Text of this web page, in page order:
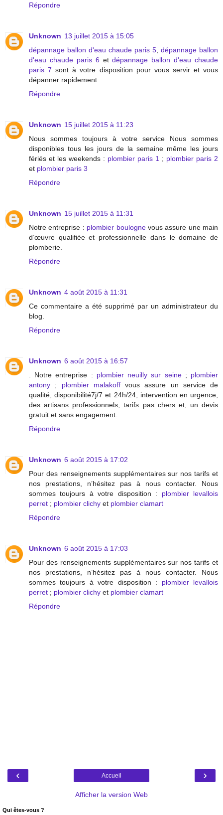
Répondre
Unknown 13 juillet 2015 à 15:05
dépannage ballon d'eau chaude paris 5 dépannage ballon
d'eau chaude paris 6 etdépannage ballon d'eau chaude
paris 7 sont à votre disposition pour vous servir et vous
dépanner rapidement.
Répondre
Unknown 15 juillet 2015 à 11:23
Nous sommes toujours à votre service Nous sommes
disponibles tous les jours de la semaine même les jours
fériés et les weekends : plombier paris 1 ; plombier paris 2
et plombier paris 3
Répondre
Unknown 15 juillet 2015 à 11:31
Notre entreprise : plombier boulognevous assure une main
d’œuvre qualifiée et professionnelle dans le domaine de
plomberie.
Répondre
Unknown 4 août 2015 à 11:31
Ce commentaire a été supprimé par un administrateur du
blog.
Répondre
Unknown 6 août 2015 à 16:57
. Notre entreprise : plombier neuilly sur seine; plombier
antony ; plombier malakoffvous assure un service de
qualité, disponibilité7j/7 et 24h/24, intervention en urgence,
des artisans professionnels, tarifs pas chers et, un devis
gratuit et sans engagement.
Répondre
Unknown 6 août 2015 à 17:02
Pour des renseignements supplémentaires sur nos tarifs et
nos prestations, n’hésitez pas à nous contacter. Nous
sommes toujours à votre disposition : plombier levallois
perret ; plombier clichy et plombier clamart
Répondre
Unknown 6 août 2015 à 17:03
Pour des renseignements supplémentaires sur nos tarifs et
nos prestations, n’hésitez pas à nous contacter. Nous
sommes toujours à votre disposition : plombier levallois
perret ; plombier clichy et plombier clamart
Répondre
‹ ›
Accueil
Afficher la version Web
Qui êtes-vous ?